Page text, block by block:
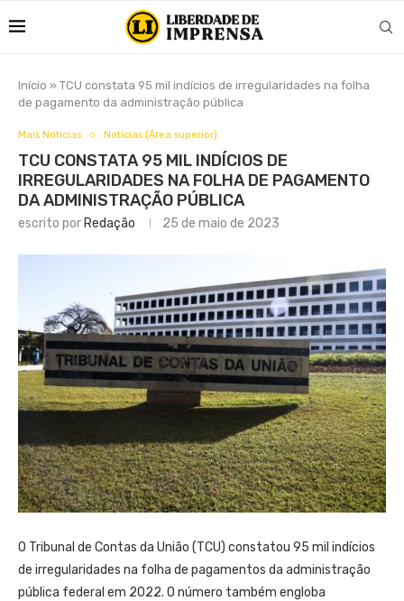
Início » TCU constata 95 mil indícios de irregularidades na folha
de pagamento da administração pública
Mais Notícias Notícias (Área superior)
TCU CONSTATA 95 MIL INDÍCIOS DE
IRREGULARIDADES NA FOLHA DE PAGAMENTO
DA ADMINISTRAÇÃO PÚBLICA
escrito por Redação 25 de maio de 2023
O Tribunal de Contas da União (TCU) constatou 95 mil indícios
de irregularidades na folha de pagamentos da administração
pública federal em 2022. O número também engloba